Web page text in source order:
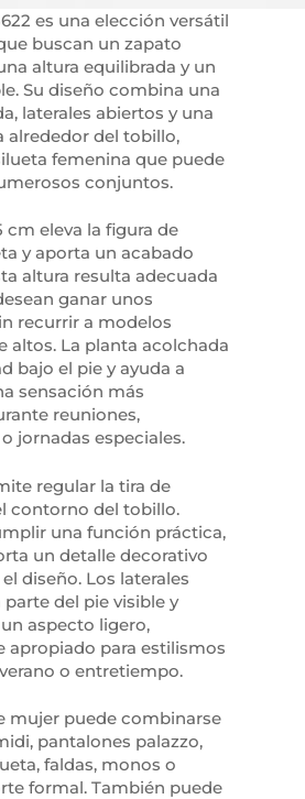
es una elección versátil
buscan un zapato
altura equilibrada y un
Su diseño combina una
laterales abiertos y una
alrededor del tobillo,
femenina que puede
conjuntos.
cm eleva la figura de
y aporta un acabado
altura resulta adecuada
ganar unos
recurrir a modelos
altos. La planta acolchada
bajo el pie y ayuda a
sensación más
reuniones,
jornadas especiales.
regular la tira de
contorno del tobillo.
una función práctica,
un detalle decorativo
diseño. Los laterales
del pie visible y
aspecto ligero,
apropiado para estilismos
o entretiempo.
mujer puede combinarse
pantalones palazzo,
faldas, monos o
formal. También puede